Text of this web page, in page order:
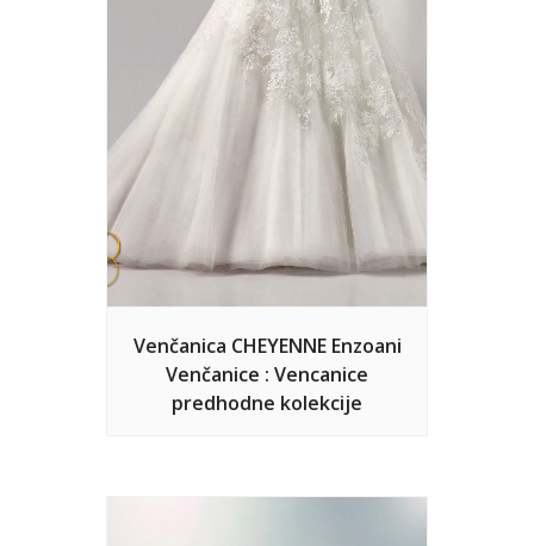
Venčanica CHEYENNE Enzoani
Venčanice : Vencanice
predhodne kolekcije